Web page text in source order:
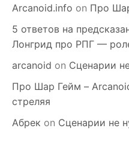
Arcanoid.info on Про
5 ответов на
Лонгрид про РПГ —
arcanoid on Сценарии
Про Шар Гейм –
стреляя
Абрек on Сценарии не